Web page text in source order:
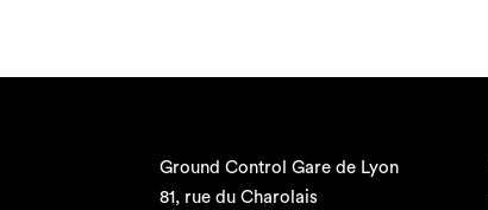
Ground Control Gare de Lyon
81, rue du Charolais